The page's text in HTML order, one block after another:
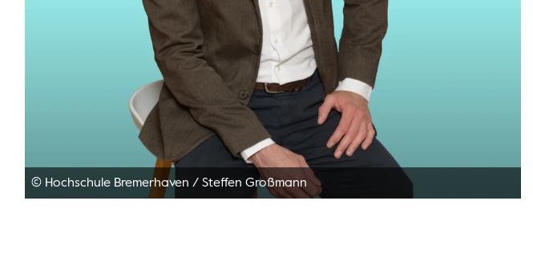
© Hochschule Bremerhaven /Steffen Großmann